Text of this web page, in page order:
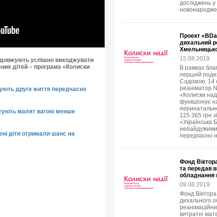
успішно виходжувати
дітей – програма «Колиски
друге життя передчасно
малят вагою менше
діти отримали шанс на
досліджень у
Проект
дихальний
15.08.2019
В рамках
перший
Садовою, 14
реаніматор
«Колиски
функціонує
125 365 грн
«Українська
передчасно
Фонд
та передав
обладнання
09.08.2019
Фонд
дихального
витратні